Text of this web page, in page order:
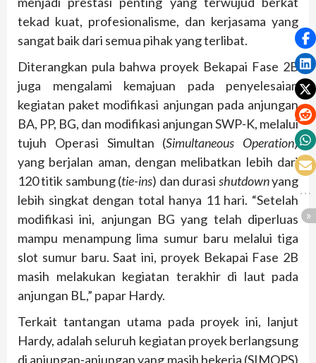
tekad kuat, profesionalisme, dan kerjasama yang
sangat baik dari semua pihak yang terlibat.
Diterangkan pula bahwa proyek Bekapai Fase 2B
juga mengalami kemajuan pada penyelesaian
kegiatan paket modifikasi anjungan pada anjungan
BA, PP, BG, dan modifikasi anjungan SWP-K, melalui
tujuh Operasi Simultan (Simultaneous Operation)
yang berjalan aman, dengan melibatkan lebih dari
120 titik sambung (tie-ins) dan durasi shutdownyang
lebih singkat dengan total hanya 11 hari. “Setelah
modifikasi ini, anjungan BG yang telah diperluas
mampu menampung lima sumur baru melalui tiga
slot sumur baru. Saat ini, proyek Bekapai Fase 2B
masih melakukan kegiatan terakhir di laut pada
anjungan BL,” papar Hardy.
Terkait tantangan utama pada proyek ini, lanjut
Hardy, adalah seluruh kegiatan proyek berlangsung
di anjungan-anjungan yang masih bekerja (SIMOPS)